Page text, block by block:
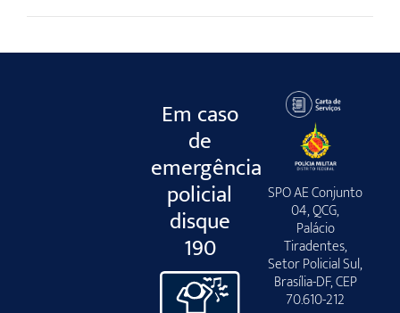
Em caso
de
emergência
policial
disque
190
SPO AE Conjunto
04, QCG,
Palácio
Tiradentes,
Setor Policial Sul,
Brasília-DF, CEP
70.610-212